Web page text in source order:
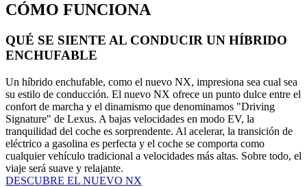
CÓMO FUNCIONA
QUÉ SE SIENTE AL CONDUCIR UN HÍBRIDO
ENCHUFABLE
Un híbrido enchufable, como el nuevo NX, impresiona sea cual sea
su estilo de conducción. El nuevo NX ofrece un punto dulce entre el
confort de marcha y el dinamismo que denominamos "Driving
Signature" de Lexus. A bajas velocidades en modo EV, la
tranquilidad del coche es sorprendente. Al acelerar, la transición de
eléctrico a gasolina es perfecta y el coche se comporta como
cualquier vehículo tradicional a velocidades más altas. Sobre todo, el
viaje será suave y relajante.
DESCUBRE EL NUEVO NX